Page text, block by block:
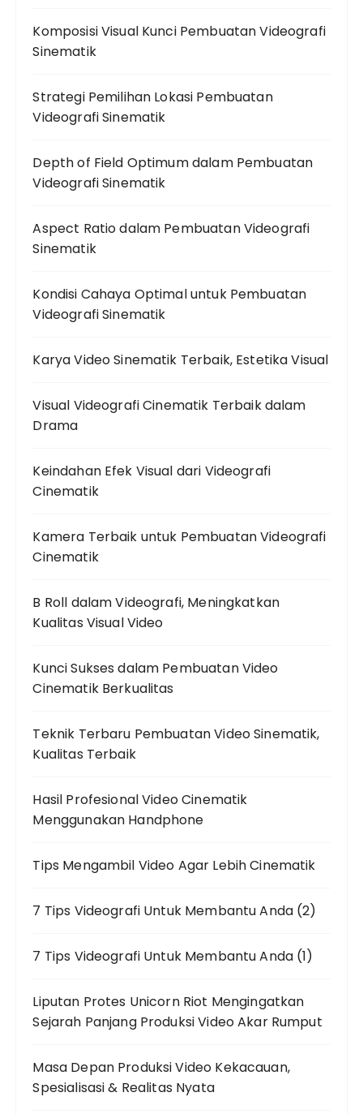
Komposisi Visual Kunci Pembuatan Videografi
Sinematik
Strategi Pemilihan Lokasi Pembuatan
Videografi Sinematik
Depth of Field Optimum dalam Pembuatan
Videografi Sinematik
Aspect Ratio dalam Pembuatan Videografi
Sinematik
Kondisi Cahaya Optimal untuk Pembuatan
Videografi Sinematik
Karya Video Sinematik Terbaik, Estetika Visual
Visual Videografi Cinematik Terbaik dalam
Drama
Keindahan Efek Visual dari Videografi
Cinematik
Kamera Terbaik untuk Pembuatan Videografi
Cinematik
B Roll dalam Videografi, Meningkatkan
Kualitas Visual Video
Kunci Sukses dalam Pembuatan Video
Cinematik Berkualitas
Teknik Terbaru Pembuatan Video Sinematik,
Kualitas Terbaik
Hasil Profesional Video Cinematik
Menggunakan Handphone
Tips Mengambil Video Agar Lebih Cinematik
7 Tips Videografi Untuk Membantu Anda (2)
7 Tips Videografi Untuk Membantu Anda (1)
Liputan Protes Unicorn Riot Mengingatkan
Sejarah Panjang Produksi Video Akar Rumput
Masa Depan Produksi Video Kekacauan,
Spesialisasi & Realitas Nyata